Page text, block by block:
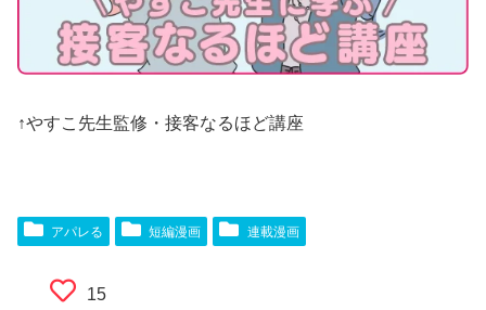
↑やすこ先生監修・接客なるほど講座
アパレる 短編漫画 連載漫画
15